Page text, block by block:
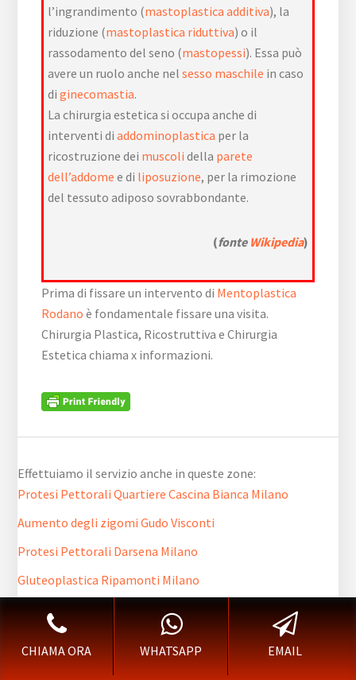
l’ingrandimento (mastoplastica additiva), la
riduzione (mastoplastica riduttiva) o il
rassodamento del seno (mastopessi). Essa può
avere un ruolo anche nelsesso maschile in caso
diginecomastia.
La chirurgia estetica si occupa anche di
interventi diaddominoplastica per la
ricostruzione dei muscoli della parete
dell’addome e di liposuzione, per la rimozione
del tessuto adiposo sovrabbondante.
(fonte Wikipedia)
Prima di fissare un intervento di Mentoplastica
Rodano è fondamentale fissare una visita.
Chirurgia Plastica, Ricostruttiva e Chirurgia
Estetica chiama x informazioni.
Effettuiamo il servizio anche in queste zone:
Protesi Pettorali Quartiere Cascina Bianca Milano
Aumento degli zigomi Gudo Visconti
Protesi Pettorali Darsena Milano
Gluteoplastica Ripamonti Milano
CHIAMA ORA WHATSAPP EMAIL